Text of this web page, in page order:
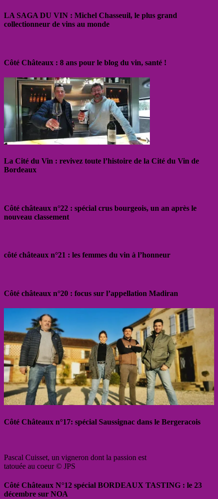
LA SAGA DU VIN : Michel Chasseuil, le plus grand
collectionneur de vins au monde
Côté Châteaux : 8 ans pour le blog du vin, santé !
La Cité du Vin : revivez toute l’histoire de la Cité du Vin de
Bordeaux
Côté châteaux n°22 : spécial crus bourgeois, un an après le
nouveau classement
côté châteaux n°21 : les femmes du vin à l’honneur
Côté châteaux n°20 : focus sur l’appellation Madiran
Côté Châteaux n°17: spécial Saussignac dans le Bergeracois
Pascal Cuisset, un vigneron dont la passion est
tatouée au coeur © JPS
Côté Châteaux N°12 spécial BORDEAUX TASTING : le 23
décembre sur NOA